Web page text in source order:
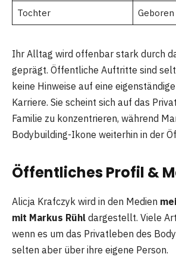
Tochter
Ihr Alltag wird offenbar stark durch
geprägt. Öffentliche Auftritte sind
keine Hinweise auf eine
Karriere. Sie scheint sich auf das
Familie zu konzentrieren, während
Bodybuilding-Ikone weiterhin in der
Öffentliches Profil &
Alicja Krafczyk wird in den Medien
mit Markus Rühl dargestellt. Viele
wenn es um das Privatleben des
selten aber über ihre eigene Person.